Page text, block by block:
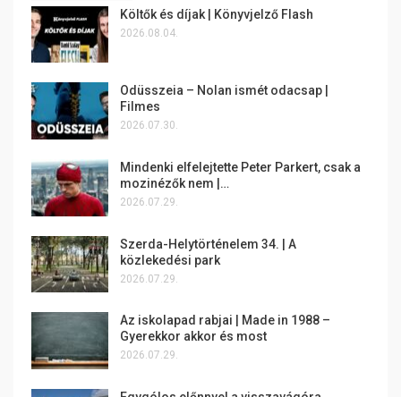
Költők és díjak | Könyvjelző Flash
2026.08.04.
Odüsszeia – Nolan ismét odacsap |
Filmes
2026.07.30.
Mindenki elfelejtette Peter Parkert, csak a
mozinézők nem |…
2026.07.29.
Szerda-Helytörténelem 34. | A
közlekedési park
2026.07.29.
Az iskolapad rabjai | Made in 1988 –
Gyerekkor akkor és most
2026.07.29.